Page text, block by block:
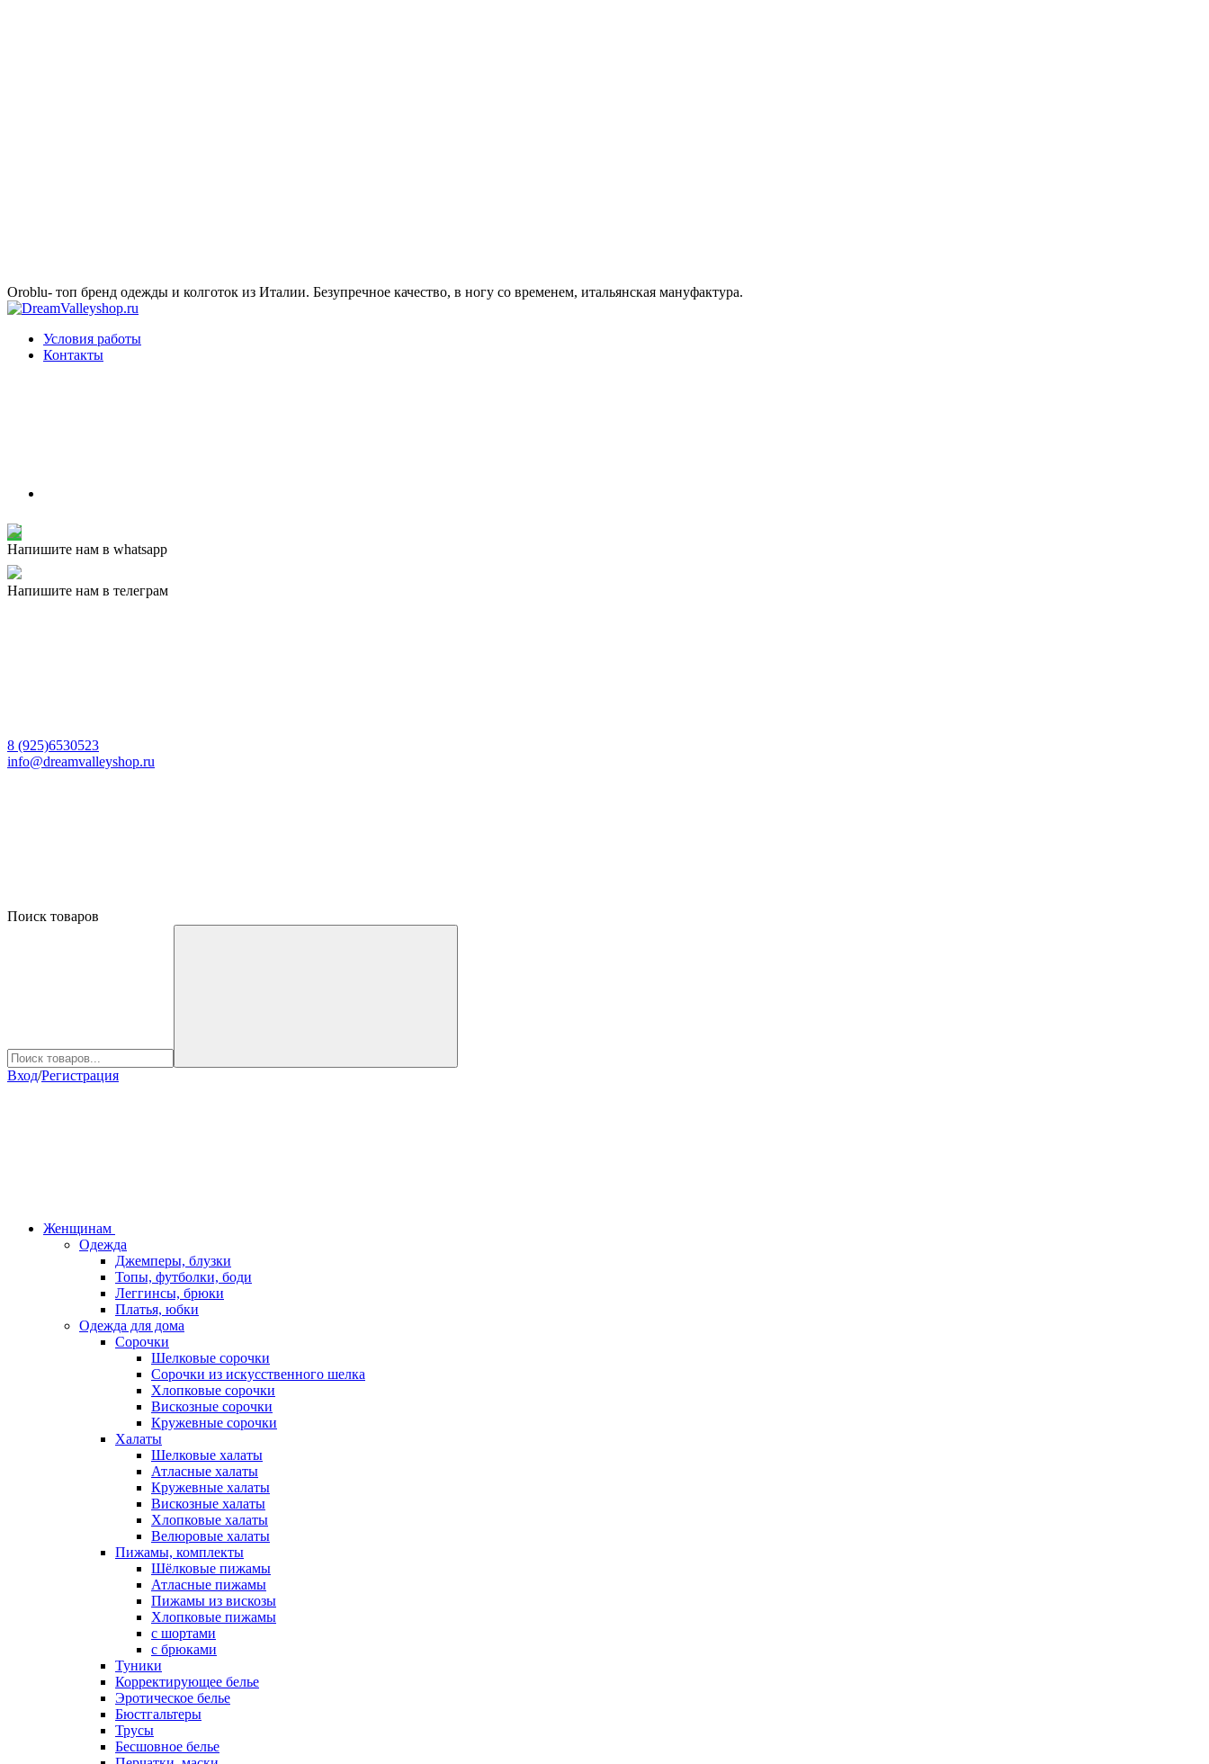
Oroblu- топ бренд одежды и колготок из Италии. Безупречное качество, в ногу со временем, итальянская мануфактура.
Условия работы
Контакты
Напишите нам в whatsapp
Напишите нам в телеграм
8 (925)6530523
info@dreamvalleyshop.ru
Поиск товаров
Вход/Регистрация
Женщинам
Одежда
Джемперы, блузки
Топы, футболки, боди
Леггинсы, брюки
Платья, юбки
Одежда для дома
Сорочки
Шелковые сорочки
Сорочки из искусственного шелка
Хлопковые сорочки
Вискозные сорочки
Кружевные сорочки
Халаты
Шелковые халаты
Атласные халаты
Кружевные халаты
Вискозные халаты
Хлопковые халаты
Велюровые халаты
Пижамы, комплекты
Шёлковые пижамы
Атласные пижамы
Пижамы из вискозы
Хлопковые пижамы
с шортами
с брюками
Туники
Корректирующее белье
Эротическое белье
Бюстгальтеры
Трусы
Бесшовное белье